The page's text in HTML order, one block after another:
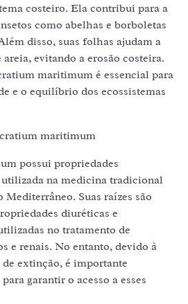
costeiro. Ela contribui para a
como abelhas e borboletas
disso, suas folhas ajudam a
evitando a erosão costeira.
maritimum é essencial para
e o equilíbrio dos ecossistemas
maritimum
possui propriedades
na medicina tradicional
Mediterrâneo. Suas raízes são
diuréticas e
no tratamento de
e renais. No entanto, devido à
de extinção, é importante
garantir o acesso a esses